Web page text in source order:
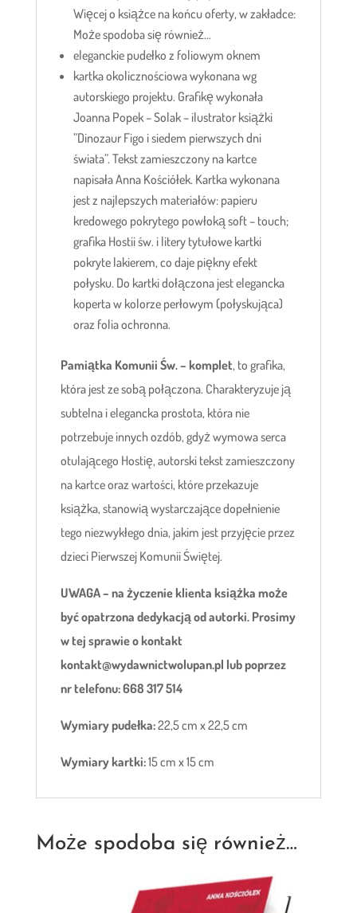
Więcej o książce na końcu oferty, w zakładce:
Może spodoba się również…
eleganckie pudełko z foliowym oknem
kartka okolicznościowa wykonana wg
autorskiego projektu. Grafikę wykonała
Joanna Popek – Solak – ilustrator książki
”Dinozaur Figo i siedem pierwszych dni
świata”. Tekst zamieszczony na kartce
napisała Anna Kościółek. Kartka wykonana
jest z najlepszych materiałów: papieru
kredowego pokrytego powłoką soft – touch;
grafika Hostii św. i litery tytułowe kartki
pokryte lakierem, co daje piękny efekt
połysku. Do kartki dołączona jest elegancka
koperta w kolorze perłowym (połyskująca)
oraz folia ochronna.
Pamiątka Komunii Św. – komplet, to grafika,
która jest ze sobą połączona. Charakteryzuje ją
subtelna i elegancka prostota, która nie
potrzebuje innych ozdób, gdyż wymowa serca
otulającego Hostię, autorski tekst zamieszczony
na kartce oraz wartości, które przekazuje
książka, stanowią wystarczające dopełnienie
tego niezwykłego dnia, jakim jest przyjęcie przez
dzieci Pierwszej Komunii Świętej.
UWAGA – na życzenie klienta książka może
być opatrzona dedykacją od autorki. Prosimy
w tej sprawie o kontakt
kontakt@wydawnictwolupan.pl lub poprzez
nr telefonu: 668 317 514
Wymiary pudełka:22,5 cm x 22,5 cm
Wymiary kartki:15 cm x 15 cm
Może spodoba się również…